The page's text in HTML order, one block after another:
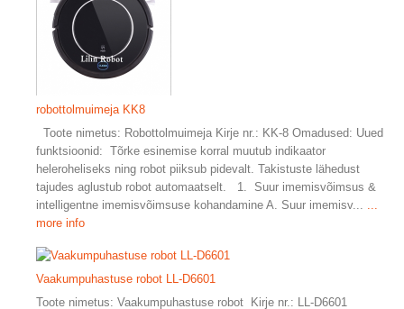
robottolmuimeja KK8
Toote nimetus: Robottolmuimeja Kirje nr.: KK-8 Omadused: Uued
funktsioonid: Tõrke esinemise korral muutub indikaator
heleroheliseks ning robot piiksub pidevalt. Takistuste lähedust
tajudes aglustub robot automaatselt. 1. Suur imemisvõimsus &
intelligentne imemisvõimsuse kohandamine A. Suur imemisv...
more info
Vaakumpuhastuse robot LL-D6601
Toote nimetus: Vaakumpuhastuse robot Kirje nr.: LL-D6601